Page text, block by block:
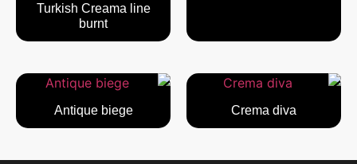
Turkish Creama line
burnt
Crema diva
Antique biege